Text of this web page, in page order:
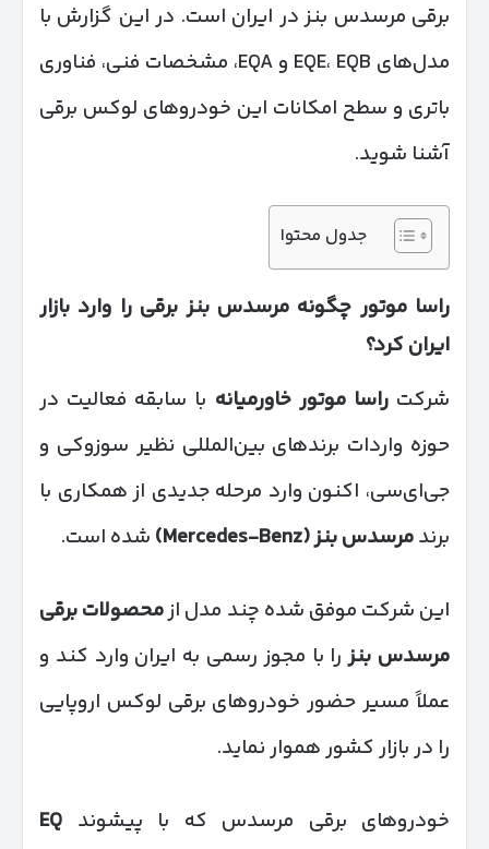
برقی مرسدس بنز در ایران است. در این گزارش با
مدل‌های EQE، EQB و EQA، مشخصات فنی، فناوری
باتری و سطح امکانات این خودروهای لوکس برقی
آشنا شوید.
جدول محتوا
راسا موتور چگونه مرسدس بنز برقی را وارد بازار
ایران کرد؟
شرکتراسا موتور خاورمیانه با سابقه فعالیت در
حوزه واردات برندهای بین‌المللی نظیر سوزوکی و
جی‌ای‌سی، اکنون وارد مرحله جدیدی از همکاری با
برندمرسدس بنز(Mercedes-Benz) شده است.
این شرکت موفق شده چند مدل ازمحصولات برقی
مرسدس بنزرا با مجوز رسمی به ایران وارد کند و
عملاً مسیر حضور خودروهای برقی لوکس اروپایی
را در بازار کشور هموار نماید.
خودروهای برقی مرسدس که با پیشوند EQ